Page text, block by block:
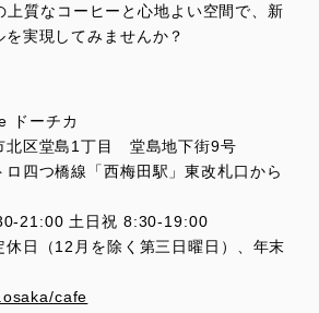
上質なコーヒーと心地よい空間で、新
を実現してみませんか？
ドーチカ
北区堂島1丁目 堂島地下街9号
ロ四つ橋線「西梅田駅」東改札口から
21:00 土日祝 8:30-19:00
休日（12月を除く第三日曜日）、年末
cafe